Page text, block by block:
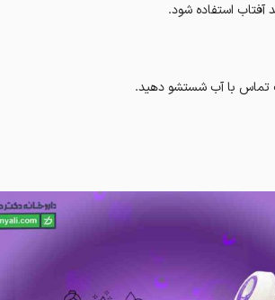
استفاده شود.
تماس با آب شستشو دهید.